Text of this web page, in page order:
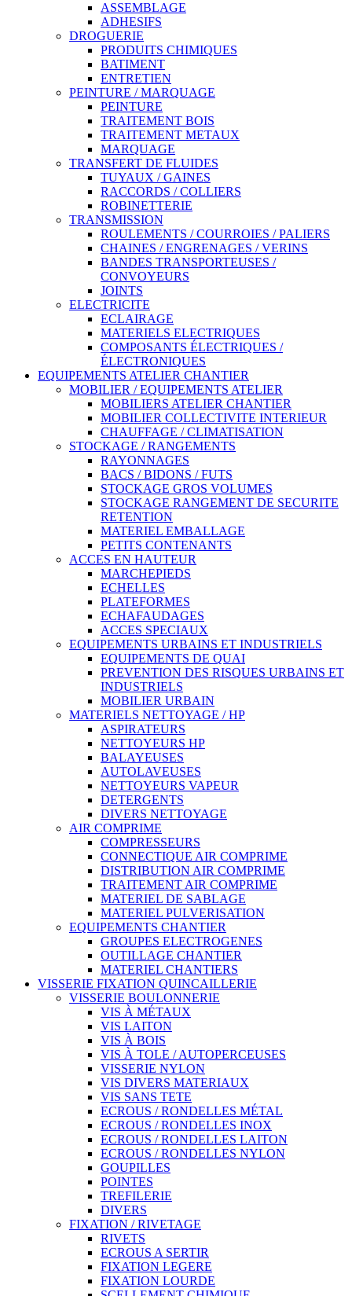
ASSEMBLAGE
ADHESIFS
DROGUERIE
PRODUITS CHIMIQUES
BATIMENT
ENTRETIEN
PEINTURE / MARQUAGE
PEINTURE
TRAITEMENT BOIS
TRAITEMENT METAUX
MARQUAGE
TRANSFERT DE FLUIDES
TUYAUX / GAINES
RACCORDS / COLLIERS
ROBINETTERIE
TRANSMISSION
ROULEMENTS / COURROIES / PALIERS
CHAINES / ENGRENAGES / VERINS
BANDES TRANSPORTEUSES /
CONVOYEURS
JOINTS
ELECTRICITE
ECLAIRAGE
MATERIELS ELECTRIQUES
COMPOSANTS ÉLECTRIQUES /
ÉLECTRONIQUES
EQUIPEMENTS ATELIER CHANTIER
MOBILIER / EQUIPEMENTS ATELIER
MOBILIERS ATELIER CHANTIER
MOBILIER COLLECTIVITE INTERIEUR
CHAUFFAGE / CLIMATISATION
STOCKAGE / RANGEMENTS
RAYONNAGES
BACS / BIDONS / FUTS
STOCKAGE GROS VOLUMES
STOCKAGE RANGEMENT DE SECURITE
RETENTION
MATERIEL EMBALLAGE
PETITS CONTENANTS
ACCES EN HAUTEUR
MARCHEPIEDS
ECHELLES
PLATEFORMES
ECHAFAUDAGES
ACCES SPECIAUX
EQUIPEMENTS URBAINS ET INDUSTRIELS
EQUIPEMENTS DE QUAI
PREVENTION DES RISQUES URBAINS ET
INDUSTRIELS
MOBILIER URBAIN
MATERIELS NETTOYAGE / HP
ASPIRATEURS
NETTOYEURS HP
BALAYEUSES
AUTOLAVEUSES
NETTOYEURS VAPEUR
DETERGENTS
DIVERS NETTOYAGE
AIR COMPRIME
COMPRESSEURS
CONNECTIQUE AIR COMPRIME
DISTRIBUTION AIR COMPRIME
TRAITEMENT AIR COMPRIME
MATERIEL DE SABLAGE
MATERIEL PULVERISATION
EQUIPEMENTS CHANTIER
GROUPES ELECTROGENES
OUTILLAGE CHANTIER
MATERIEL CHANTIERS
VISSERIE FIXATION QUINCAILLERIE
VISSERIE BOULONNERIE
VIS À MÉTAUX
VIS LAITON
VIS À BOIS
VIS À TOLE / AUTOPERCEUSES
VISSERIE NYLON
VIS DIVERS MATERIAUX
VIS SANS TETE
ECROUS / RONDELLES MÉTAL
ECROUS / RONDELLES INOX
ECROUS / RONDELLES LAITON
ECROUS / RONDELLES NYLON
GOUPILLES
POINTES
TREFILERIE
DIVERS
FIXATION / RIVETAGE
RIVETS
ECROUS A SERTIR
FIXATION LEGERE
FIXATION LOURDE